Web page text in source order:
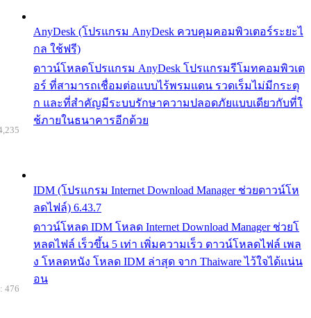
AnyDesk (โปรแกรม AnyDesk ควบคุมคอมพิวเตอร์ระยะไ
กล ใช้ฟรี)
ดาวน์โหลดโปรแกรม AnyDesk โปรแกรมรีโมทคอมพิวเต
อร์ ที่สามารถเชื่อมต่อแบบไร้พรมแดน รวดเร็มไม่มีกระตุ
ก และที่สำคัญมีระบบรักษาความปลอดภัยแบบเดียวกับที่ใ
ช้ภายในธนาคารอีกด้วย
IDM (โปรแกรม Internet Download Manager ช่วยดาวน์โห
ลดไฟล์) 6.43.7
ดาวน์โหลด IDM โหลด Internet Download Manager ช่วยโ
หลดไฟล์ เร็วขึ้น 5 เท่า เพิ่มความเร็ว ดาวน์โหลดไฟล์ เพล
ง โหลดหนัง โหลด IDM ล่าสุด จาก Thaiware ไว้ใจได้แน่น
อน
476